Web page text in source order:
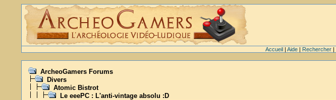
Accueil| Aide| Rechercher|
ArcheoGamers Forums
Divers
Atomic Bistrot
Le eeePC : L'anti-vintage absolu :D